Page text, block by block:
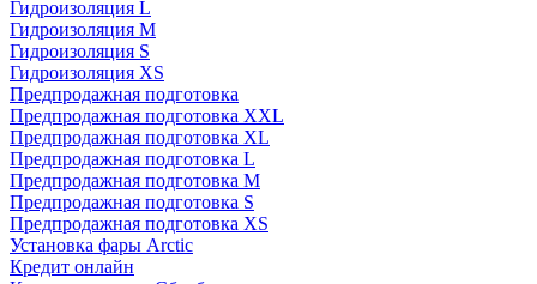
Гидроизоляция L
Гидроизоляция M
Гидроизоляция S
Гидроизоляция XS
Предпродажная подготовка
Предпродажная подготовка XXL
Предпродажная подготовка XL
Предпродажная подготовка L
Предпродажная подготовка M
Предпродажная подготовка S
Предпродажная подготовка XS
Установка фары Arctic
Кредит онлайн